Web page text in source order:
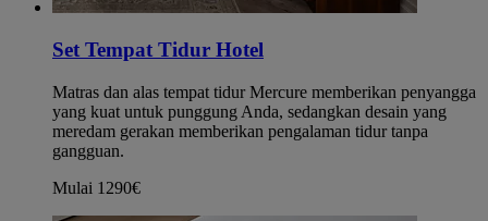
Set Tempat Tidur Hotel
Matras dan alas tempat tidur Mercure memberikan penyangga
yang kuat untuk punggung Anda, sedangkan desain yang
meredam gerakan memberikan pengalaman tidur tanpa
gangguan.
Mulai 1290€